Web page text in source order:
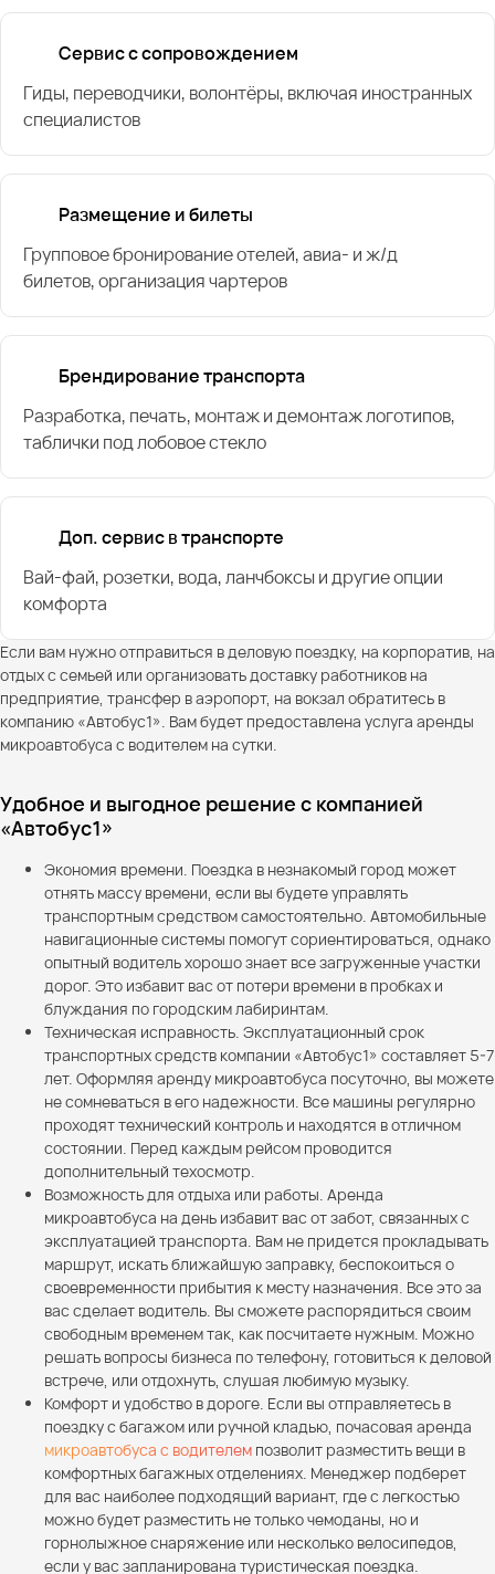
Сервис с сопровождением
Гиды, переводчики, волонтёры, включая иностранных
специалистов
Размещение и билеты
Групповое бронирование отелей, авиа- и ж/д
билетов, организация чартеров
Брендирование транспорта
Разработка, печать, монтаж и демонтаж логотипов,
таблички под лобовое стекло
Доп. сервис в транспорте
Вай-фай, розетки, вода, ланчбоксы и другие опции
комфорта
Если вам нужно отправиться в деловую поездку, на корпоратив, на
отдых с семьей или организовать доставку работников на
предприятие, трансфер в аэропорт, на вокзал обратитесь в
компанию «Автобус1». Вам будет предоставлена услуга аренды
микроавтобуса с водителем на сутки.
Удобное и выгодное решение с компанией
«Автобус1»
Экономия времени. Поездка в незнакомый город может
отнять массу времени, если вы будете управлять
транспортным средством самостоятельно. Автомобильные
навигационные системы помогут сориентироваться, однако
опытный водитель хорошо знает все загруженные участки
дорог. Это избавит вас от потери времени в пробках и
блуждания по городским лабиринтам.
Техническая исправность. Эксплуатационный срок
транспортных средств компании «Автобус1» составляет 5-7
лет. Оформляя аренду микроавтобуса посуточно, вы можете
не сомневаться в его надежности. Все машины регулярно
проходят технический контроль и находятся в отличном
состоянии. Перед каждым рейсом проводится
дополнительный техосмотр.
Возможность для отдыха или работы. Аренда
микроавтобуса на день избавит вас от забот, связанных с
эксплуатацией транспорта. Вам не придется прокладывать
маршрут, искать ближайшую заправку, беспокоиться о
своевременности прибытия к месту назначения. Все это за
вас сделает водитель. Вы сможете распорядиться своим
свободным временем так, как посчитаете нужным. Можно
решать вопросы бизнеса по телефону, готовиться к деловой
встрече, или отдохнуть, слушая любимую музыку.
Комфорт и удобство в дороге. Если вы отправляетесь в
поездку с багажом или ручной кладью, почасовая аренда
микроавтобуса с водителем позволит разместить вещи в
комфортных багажных отделениях. Менеджер подберет
для вас наиболее подходящий вариант, где с легкостью
можно будет разместить не только чемоданы, но и
горнолыжное снаряжение или несколько велосипедов,
если у вас запланирована туристическая поездка.